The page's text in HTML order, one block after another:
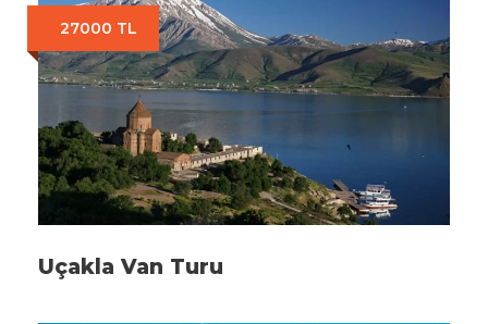
27000 TL
Uçakla Van Turu